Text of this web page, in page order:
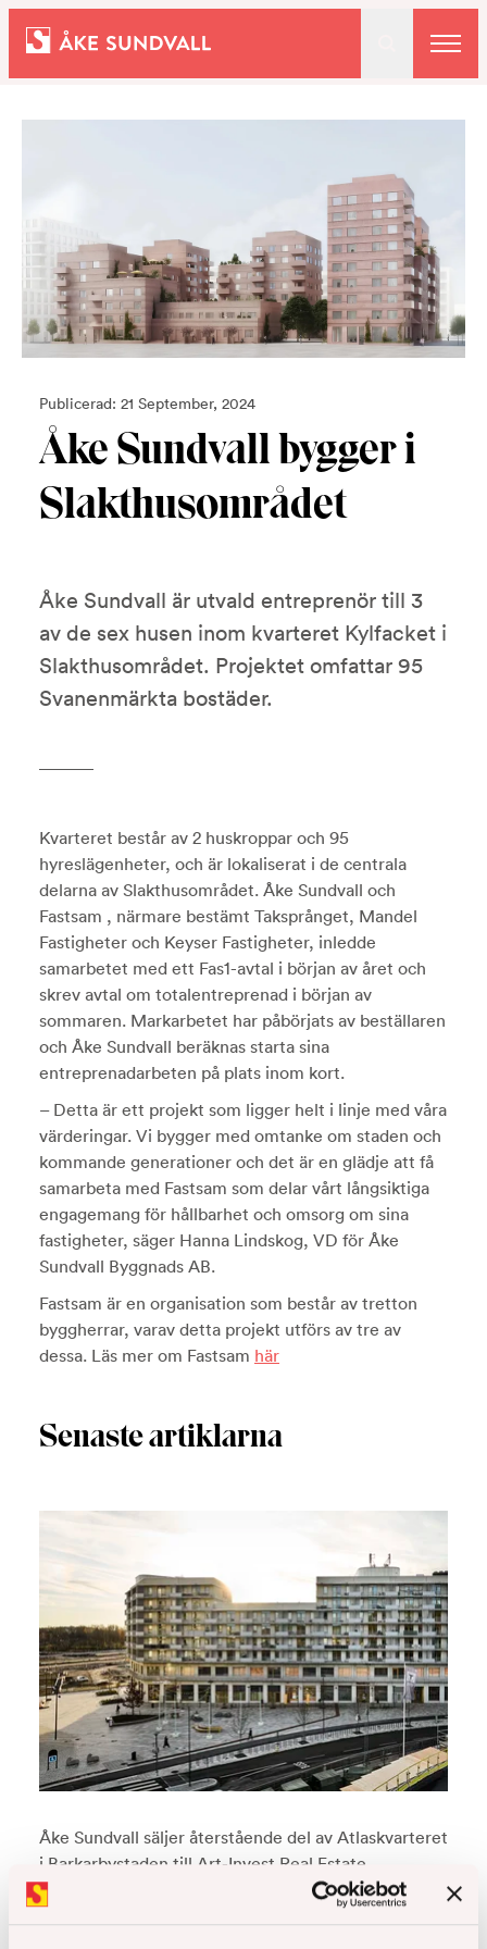
Bostäder
Entreprenad
Om oss
Kontakt
Publicerad: 21 September, 2024
Åke Sundvall bygger i
Slakthusområdet
Åke Sundvall är utvald entreprenör till 3
av de sex husen inom kvarteret Kylfacket i
Slakthusområdet. Projektet omfattar 95
Svanenmärkta bostäder.
Kvarteret består av 2 huskroppar och 95
hyreslägenheter, och är lokaliserat i de centrala
delarna av Slakthusområdet. Åke Sundvall och
Fastsam , närmare bestämt Taksprånget, Mandel
Fastigheter och Keyser Fastigheter, inledde
samarbetet med ett Fas1-avtal i början av året och
skrev avtal om totalentreprenad i början av
sommaren. Markarbetet har påbörjats av beställaren
och Åke Sundvall beräknas starta sina
entreprenadarbeten på plats inom kort.
– Detta är ett projekt som ligger helt i linje med våra
värderingar. Vi bygger med omtanke om staden och
kommande generationer och det är en glädje att få
samarbeta med Fastsam som delar vårt långsiktiga
engagemang för hållbarhet och omsorg om sina
fastigheter, säger Hanna Lindskog, VD för Åke
Sundvall Byggnads AB.
Fastsam är en organisation som består av tretton
byggherrar, varav detta projekt utförs av tre av
dessa. Läs mer om Fastsam här
Senaste artiklarna
Åke Sundvall säljer återstående del av Atlaskvarteret
i Barkarbystaden till Art-Invest Real Estate
Läs hela